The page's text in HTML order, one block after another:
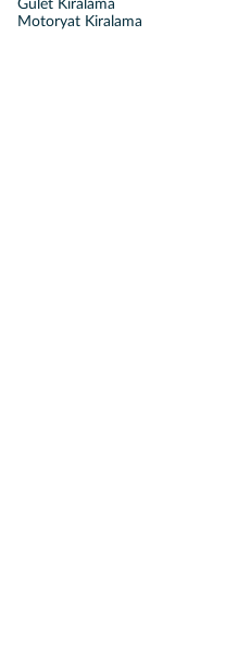
Gulet Kiralama
Motoryat Kiralama